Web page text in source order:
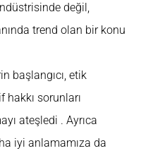
değil,
trend olan bir konu
başlangıcı, etik
hakkı sorunları
ateşledi . Ayrıca
iyi anlamamıza da